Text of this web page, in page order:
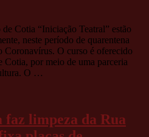
Cotia “Iniciação Teatral” estão
neste período de quarentena
Coronavírus. O curso é oferecido
Cotia, por meio de uma parceria
O …
limpeza da Rua